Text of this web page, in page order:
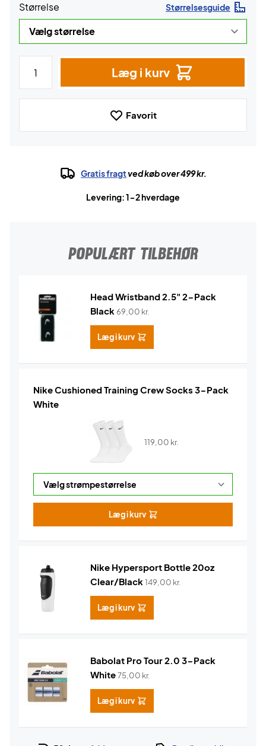
Størrelse Størrelsesguide
Læg i kurv
Favorit
Gratis fragtved køb over 499 kr.
Levering: 1-2 hverdage
POPULÆRT TILBEHØR
Head Wristband 2.5" 2-Pack
Black69,00 kr.
Læg i kurv
Nike Cushioned Training Crew Socks 3-Pack
White
119,00 kr.
Læg i kurv
Nike Hypersport Bottle 20oz
Clear/Black149,00 kr.
Læg i kurv
Babolat Pro Tour 2.0 3-Pack
White75,00 kr.
Læg i kurv